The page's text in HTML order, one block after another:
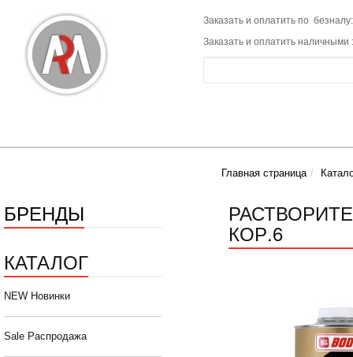
Заказать и оплатить по
Заказать и оплатить наличными
Главная страница
БРЕНДЫ
КАТАЛОГ
NEW Новинки
Sale Распродажа
КОР.6